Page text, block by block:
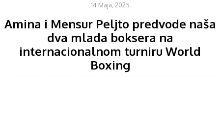
14 Maja, 2025
Amina i Mensur Peljto predvode naša
dva mlada boksera na
internacionalnom turniru World
Boxing